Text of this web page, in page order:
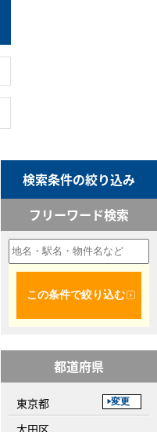
検索条件の絞り込み
フリーワード検索
この条件で絞り込む
都道府県
東京都 変更
大田区